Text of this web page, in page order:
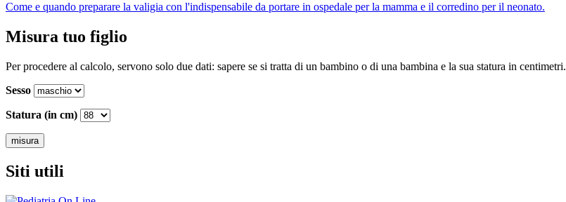
Come e quando preparare la valigia con l'indispensabile da portare in ospedale per la mamma e il corredino per il neonato.
Misura tuo figlio
Per procedere al calcolo, servono solo due dati: sapere se si tratta di un bambino o di una bambina e la sua statura in centimetri.
Sesso
Statura (in cm)
Siti utili